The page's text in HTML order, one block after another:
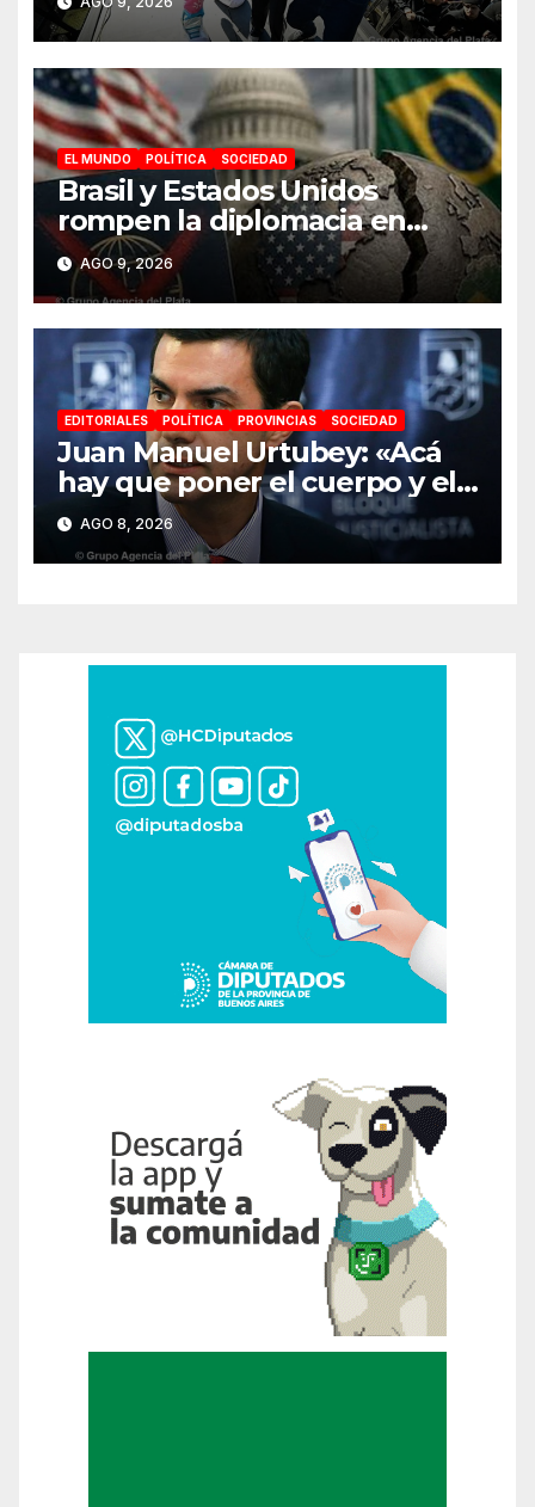
personas el Día de la Niñez
en Malvinas Argentinas
EL MUNDO POLÍTICA SOCIEDAD
Brasil y Estados Unidos
rompen la diplomacia en
plena campaña electoral
AGO 9, 2026
EDITORIALES POLÍTICA PROVINCIAS SOCIEDAD
Juan Manuel Urtubey: «Acá
hay que poner el cuerpo y el
alma. La Argentina tiene que
ir a la construcción de un
proyecto nacional»
AGO 8, 2026